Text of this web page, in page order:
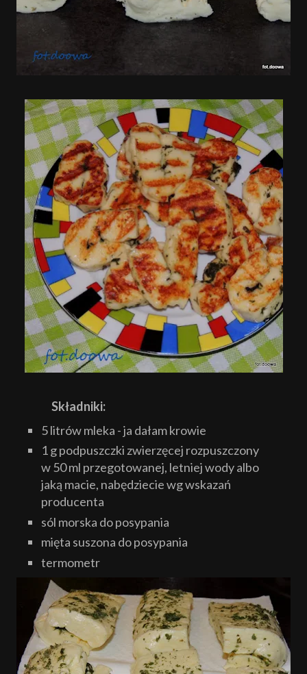
Składniki:
5 litrów mleka - ja dałam krowie
1 g podpuszczki zwierzęcej rozpuszczony
w 50 ml przegotowanej, letniej wody albo
jaką macie, nabędziecie wg wskazań
producenta
sól morska do posypania
mięta suszona do posypania
termometr